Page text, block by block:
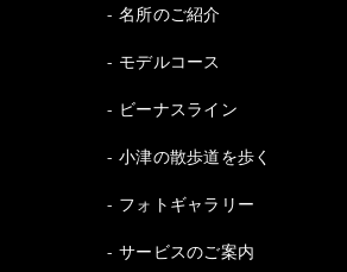
名所のご紹介
モデルコース
ビーナスライン
小津の散歩道を歩く
フォトギャラリー
サービスのご案内